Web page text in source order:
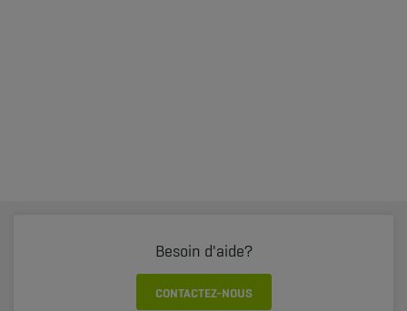
Besoin d'aide?
CONTACTEZ-NOUS